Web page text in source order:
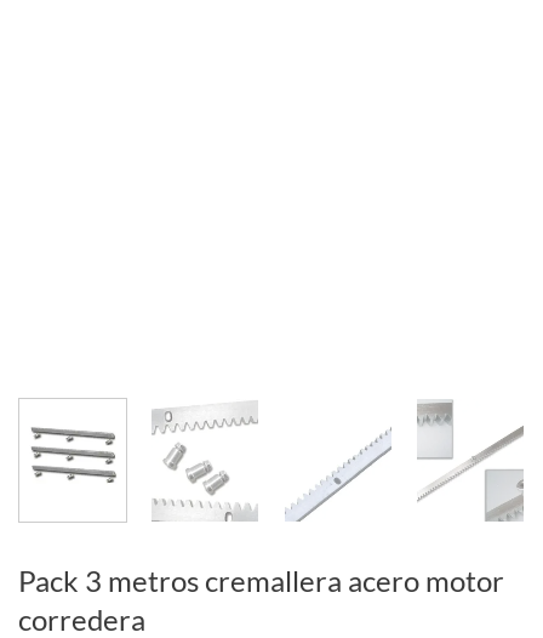
Pack 3 metros cremallera acero motor
corredera